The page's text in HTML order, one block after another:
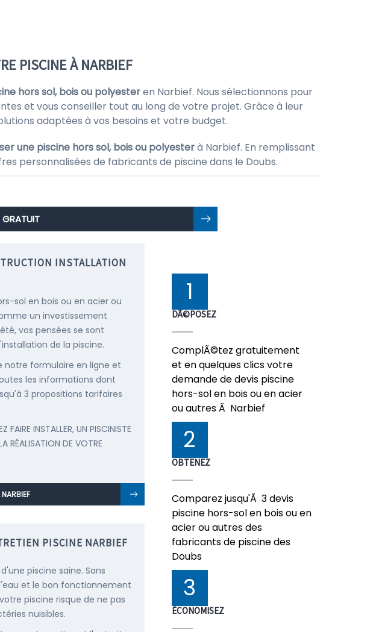
PISCINE À NARBIEF
hors sol, bois ou polyesteren Narbief. Nous sélectionnons pour
et vous conseiller tout au long de votre projet. Grâce à leur
adaptées à vos besoins et votre budget.
une piscine hors sol, bois ou polyesterà Narbief. En remplissant
personnalisées de fabricants de piscine dans le Doubs.
GRATUIT
INSTALLATION
sol en bois ou en acier ou
un investissement
vos pensées se sont
de la piscine.
notre formulaire en ligne et
les informations dont
3 propositions tarifaires
FAIRE INSTALLER, UN PISCINISTE
RÉALISATION DE VOTRE
PISCINE NARBIEF
piscine saine. Sans
et le bon fonctionnement
piscine risque de ne pas
nuisibles.
1
DÃ©POSEZ
ComplÃ©tez gratuitement
et en quelques clics votre
demande de devis piscine
hors-sol en bois ou en acier
ou autres Ã Narbief
2
OBTENEZ
Comparez jusqu'Ã 3 devis
piscine hors-sol en bois ou en
acier ou autres des
fabricants de piscine des
Doubs
3
ÉCONOMISEZ